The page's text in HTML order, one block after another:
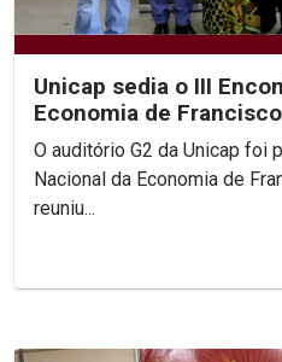
Unicap sedia o III
Economia de
participação do Pe....
O auditório G2 da Unicap foi
Nacional da Economia de
reuniu...